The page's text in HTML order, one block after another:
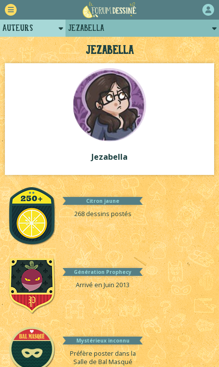
Jezabella
Jezabella
Citron jaune
268 dessins postés
Génération Prophecy
Arrivé en Juin 2013
Mystérieux inconnu
Préfère poster dans la
Salle de Bal Masqué
Auteurs
Retour
Forum
Projets
Tutoriels
Jezabella
Posts de jezabella
Arènes de jezabella
Projets collectifs de jezabella